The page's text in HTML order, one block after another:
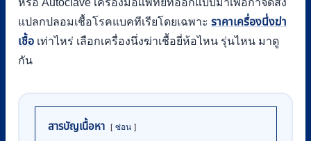
หรือ Autoclave เครื่องมือแพทย์ที่ออกแบบมาเพื่อกำจัดสิ่ง
แปลกปลอมเชื้อโรคแบคทีเรียโดยเฉพาะ ราคาเครื่องนึ่งฆ่า
เชื้อ เท่าไหร่ เลือกเครื่องนึ่งฆ่าเชื้อยี่ห้อไหน รุ่นไหน มาดู
กัน
สารบัญเนื้อหา ซ่อน